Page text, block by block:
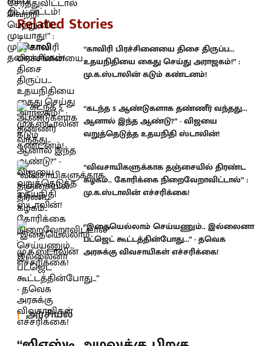
Related Stories
“காவிரி பிரச்சினையை திசை திருப்ப...
உதயநிதியை கைது செய்து அராஜகம்!” :
மு.க.ஸ்டாலின் கடும் கண்டனம்!
“கடந்த 5 ஆண்டுகளாக தண்ணீர் வந்தது...
ஆனால் இந்த ஆண்டு?” - விஜயை
வறுத்தெடுத்த உதயநிதி ஸ்டாலின்!
“விவசாயிகளுக்காக தஞ்சையில் திரண்ட
கழகம்.. கோரிக்கை நிறைவேறாவிட்டால்” :
மு.க.ஸ்டாலின் எச்சரிக்கை!
“இதையெல்லாம் செய்யணும்.. இல்லைனா
பட்ஜெட் கூட்டத்தின்போது...” - தவெக
அரசுக்கு விவசாயிகள் எச்சரிக்கை!
அரசியல்